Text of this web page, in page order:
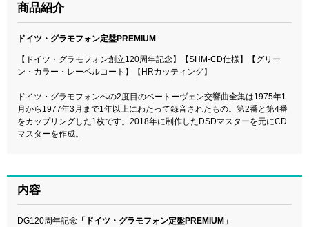
商品紹介
ドイツ・グラモフォン定盤PREMIUM
【ドイツ・グラモフォン創立120周年記念】【SHM-CD仕様】【グリー
ン・カラー・レーベルコート】【HRカッティング】
ドイツ・グラモフォンへの2度目のベートーヴェン交響曲全集は1975年1
月から1977年3月まで1年以上にわたって録音されたもの。第2番と第4番
をカップリングした1枚です。2018年に制作したDSDマスターを元にCD
マスターを作成。
内容
DG120周年記念 「ドイツ・グラモフォン定盤PREMIUM」